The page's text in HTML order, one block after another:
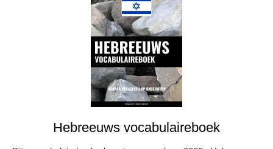
Hebreeuws vocabulaireboek